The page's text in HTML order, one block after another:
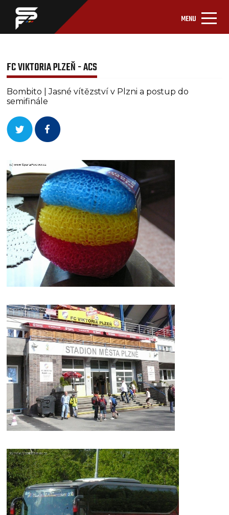
MENU
FC VIKTORIA PLZEŇ - ACS
Bombito | Jasné vítězství v Plzni a postup do
semifinále